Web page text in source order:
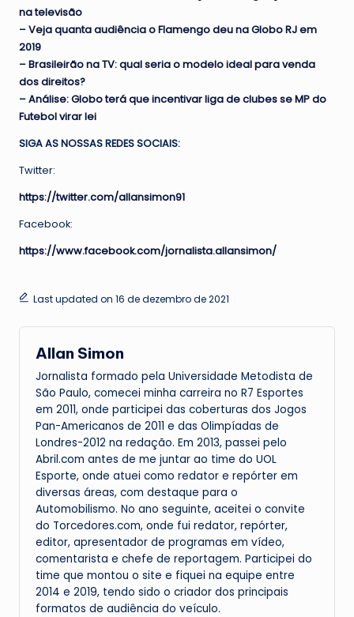
na televisão
–Veja quanta audiência o Flamengo deu na Globo RJ em
2019
–Brasileirão na TV: qual seria o modelo ideal para venda
dos direitos?
–Análise: Globo terá que incentivar liga de clubes se MP do
Futebol virar lei
SIGA AS NOSSAS REDES SOCIAIS:
Twitter:
https://twitter.com/allansimon91
Facebook:
https://www.facebook.com/jornalista.allansimon/
Last updated on 16 de dezembro de 2021
Allan Simon
Jornalista formado pela Universidade Metodista de
São Paulo, comecei minha carreira no R7 Esportes
em 2011, onde participei das coberturas dos Jogos
Pan-Americanos de 2011 e das Olimpíadas de
Londres-2012 na redação. Em 2013, passei pelo
Abril.com antes de me juntar ao time do UOL
Esporte, onde atuei como redator e repórter em
diversas áreas, com destaque para o
Automobilismo. No ano seguinte, aceitei o convite
do Torcedores.com, onde fui redator, repórter,
editor, apresentador de programas em vídeo,
comentarista e chefe de reportagem. Participei do
time que montou o site e fiquei na equipe entre
2014 e 2019, tendo sido o criador dos principais
formatos de audiência do veículo.